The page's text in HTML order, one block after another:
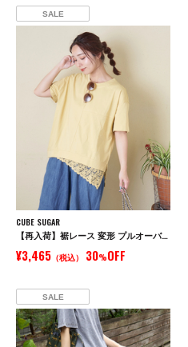
SALE
CUBE SUGAR
【再入荷】裾レース 変形 プルオーバー Tシャツ
¥3,465 （税込） 30%OFF
SALE